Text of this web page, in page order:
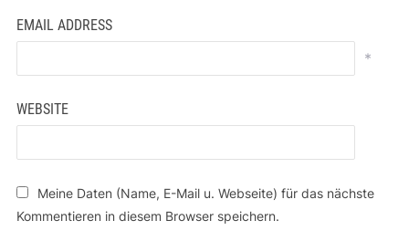
EMAIL ADDRESS
*
WEBSITE
Meine Daten (Name, E-Mail u. Webseite) für das nächste
Kommentieren in diesem Browser speichern.